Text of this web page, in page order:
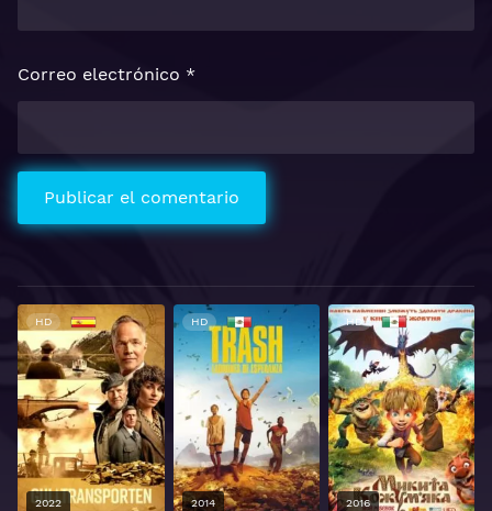
Correo electrónico *
HD
2022
HD
2014
HD
2016